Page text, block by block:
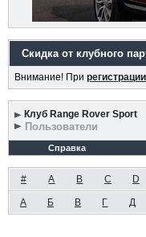
Скидка от клубного
Внимание! При
Клуб Range Rover Sport
Пользователи
Справка
# A B C D
А Б В Г Д